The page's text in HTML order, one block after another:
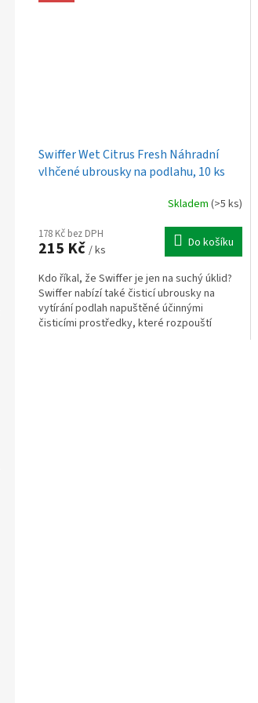
Swiffer Wet Citrus Fresh Náhradní
vlhčené ubrousky na podlahu, 10 ks
Skladem (>5 ks)
178 Kč bez DPH
215 Kč / ks Do košíku
Kdo říkal, že Swiffer je jen na suchý úklid?
Swiffer nabízí také čisticí ubrousky na
vytírání podlah napuštěné účinnými
čisticími prostředky, které rozpouští